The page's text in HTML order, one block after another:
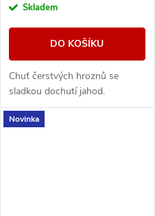
Skladem
DO KOŠÍKU
Chuť čerstvých hroznů se
sladkou dochutí jahod.
Novinka